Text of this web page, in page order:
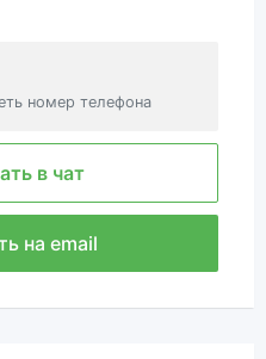
номер телефона
в чат
на email